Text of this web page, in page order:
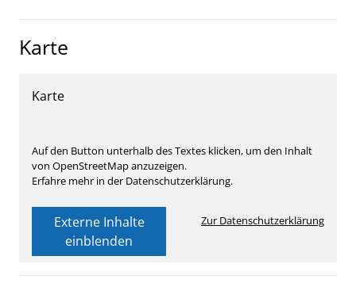
Karte
Karte
Auf den Button unterhalb des Textes klicken, um den Inhalt
von OpenStreetMap anzuzeigen.
Erfahre mehr in der Datenschutzerklärung.
Externe Inhalte
einblenden
Zur Datenschutzerklärung